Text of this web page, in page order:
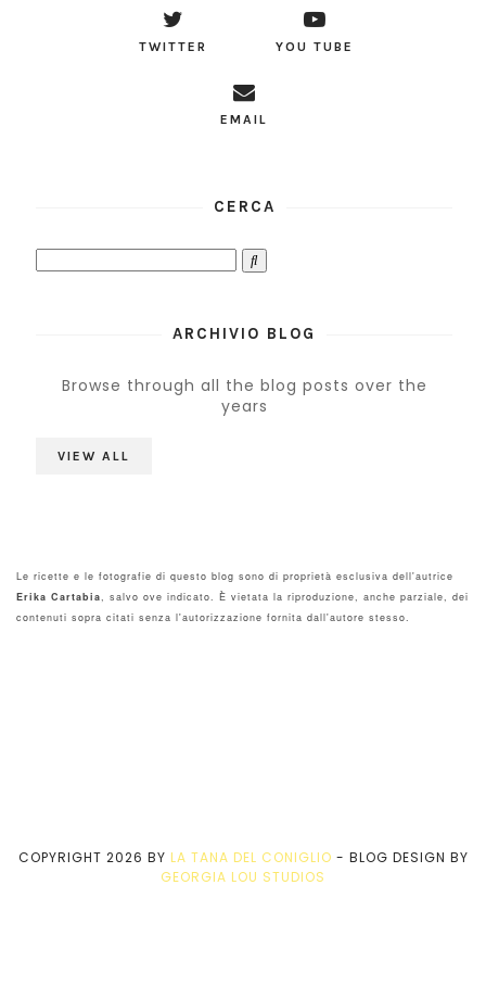
TWITTER YOU TUBE
EMAIL
CERCA
ARCHIVIO BLOG
Browse through all the blog posts over the
years
VIEW ALL
Le ricette e le fotografie di questo blog sono di proprietà esclusiva dell'autrice
Erika Cartabia, salvo ove indicato. È vietata la riproduzione, anche parziale, dei
contenuti sopra citati senza l'autorizzazione fornita dall'autore stesso.
COPYRIGHT 2026 BY LA TANA DEL CONIGLIO - BLOG DESIGN BY
GEORGIA LOU STUDIOS